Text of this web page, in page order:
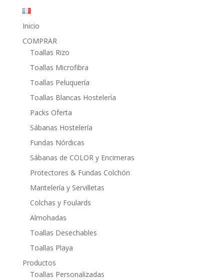
Inicio
COMPRAR
Toallas Rizo
Toallas Microfibra
Toallas Peluquería
Toallas Blancas Hostelería
Packs Oferta
Sábanas Hostelería
Fundas Nórdicas
Sábanas de COLOR y Encimeras
Protectores & Fundas Colchón
Mantelería y Servilletas
Colchas y Foulards
Almohadas
Toallas Desechables
Toallas Playa
Productos
Toallas Personalizadas